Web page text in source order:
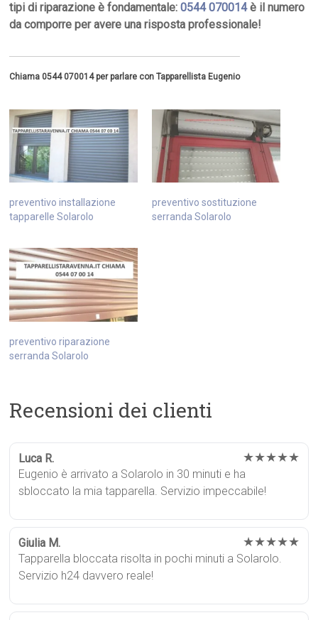
tipi di riparazione è fondamentale:0544 070014è il numero
da comporre per avere una risposta professionale!
Chiama 0544 070014 per parlare con Tapparellista Eugenio
preventivo installazione
tapparelle Solarolo
preventivo sostituzione
serranda Solarolo
preventivo riparazione
serranda Solarolo
Recensioni dei clienti
Luca R. ★★★★★
Eugenio è arrivato a Solarolo in 30 minuti e ha
sbloccato la mia tapparella. Servizio impeccabile!
Giulia M. ★★★★★
Tapparella bloccata risolta in pochi minuti a Solarolo.
Servizio h24 davvero reale!